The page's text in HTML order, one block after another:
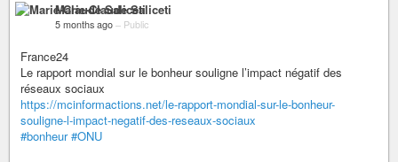
Marie-Claude Saliceti
5 months ago – Public
France24
Le rapport mondial sur le bonheur souligne l’impact négatif des
réseaux sociaux
https://mcinformactions.net/le-rapport-mondial-sur-le-bonheur-
souligne-l-impact-negatif-des-reseaux-sociaux
#bonheur #ONU